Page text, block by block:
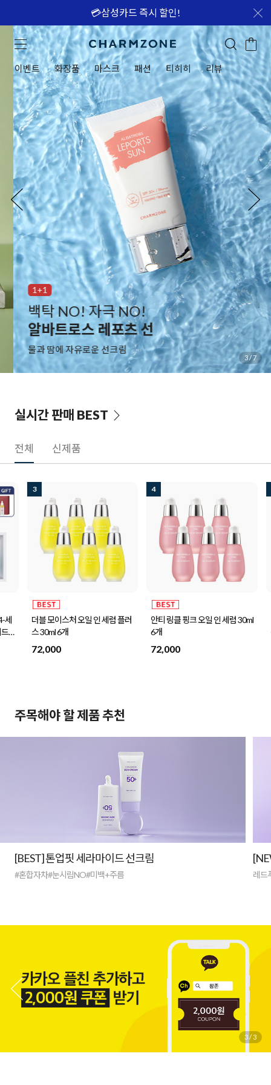
💳삼성카드 즉시 할인!
이벤트 화장품 마스크 패션 티히히 리뷰
1+1
백탁 NO! 자극 NO!
알바트로스 레포츠 선
물과 땀에 자유로운 선크림
3/7
실시간 판매 BEST
전체 신제품
더블 모이스처 오일 인 세럼 플러
스 30ml 6개
72,000
안티 링클 핑크 오일 인 세럼 30ml
72,000
센
주목해야 할 제품 추천
[BEST] 톤업핏 세라마이드 선크림
#혼합자차#눈시림NO#미백+주름 레드
3/3